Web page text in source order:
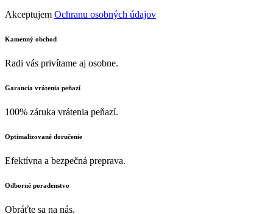
Akceptujem Ochranu osobných údajov
Kamenný obchod
Radi vás privítame aj osobne.
Garancia vrátenia peňazí
100% záruka vrátenia peňazí.
Optimalizované doručenie
Efektívna a bezpečná preprava.
Odborné poradenstvo
Obráťte sa na nás.